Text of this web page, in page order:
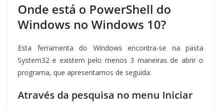
Onde está o PowerShell do
Windows no Windows 10?
Esta ferramenta do Windows encontra-se na pasta
System32 e existem pelo menos 3 maneiras de abrir o
programa, que apresentamos de seguida:
Através da pesquisa no menu Iniciar